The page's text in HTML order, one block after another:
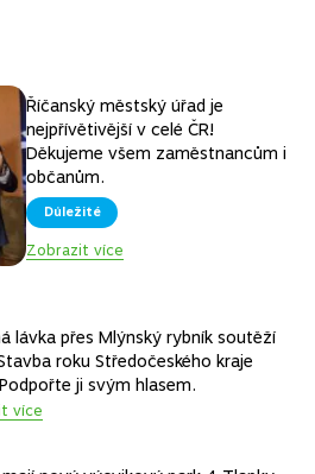
plné života…
sportu, historie nebo
plné
plné sportu…
si může najít to své, v
plné
Říčanský městský úřad je
nejpřívětivější v celé ČR!
Děkujeme všem zaměstnancům i
občanům.
Důležité
Zobrazit více
lávka přes Mlýnský rybník soutěží
roku Středočeského kraje
ji svým hlasem.
více